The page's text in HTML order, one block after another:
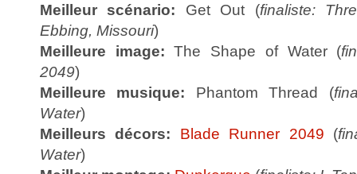
Meilleur scénario: Get Out (finaliste:
Ebbing, Missouri)
Meilleure image: The Shape of Water (
2049)
Meilleure musique: Phantom Thread (
Water)
Meilleurs décors:
Blade Runner 2049 (
Water)